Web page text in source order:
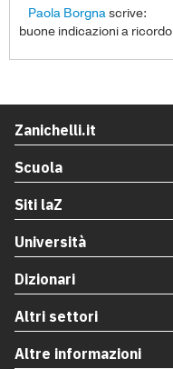
Paola Borgnascrive:
buone indicazioni a ricordo